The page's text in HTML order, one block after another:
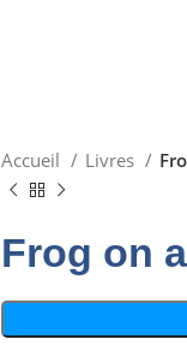
Accueil Livres
Frog on